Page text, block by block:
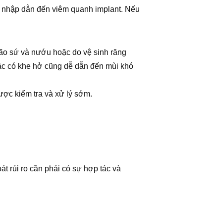
dẫn đến viêm quanh implant. Nếu
sứ và nướu hoặc do vệ sinh răng
có khe hở cũng dễ dẫn đến mùi khó
kiểm tra và xử lý sớm.
rủi ro cần phải có sự hợp tác và